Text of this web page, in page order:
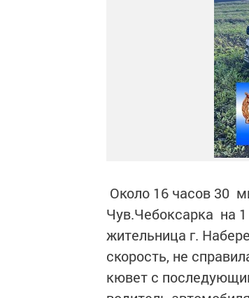
Около 16 часов 30
Чув.Чебоксарка на
жительница г.
скорость, не
кювет с